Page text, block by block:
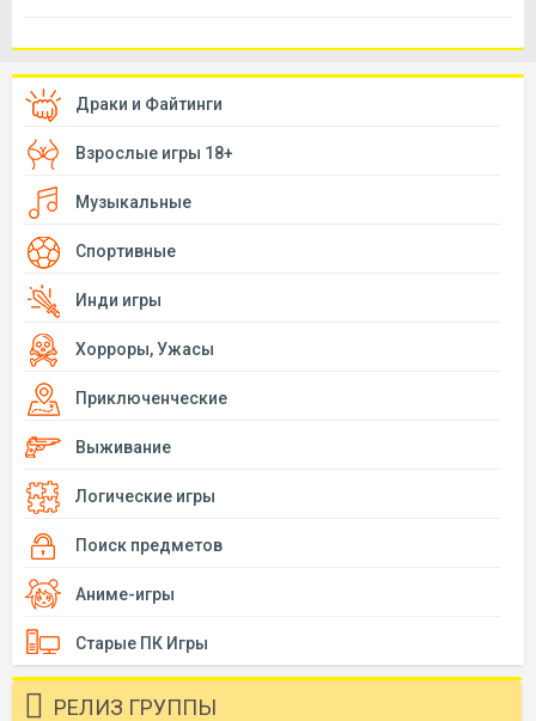
Драки и Файтинги
Взрослые игры 18+
Музыкальные
Спортивные
Инди игры
Хорроры, Ужасы
Приключенческие
Выживание
Логические игры
Поиск предметов
Аниме-игры
Старые ПК Игры
РЕЛИЗ ГРУППЫ